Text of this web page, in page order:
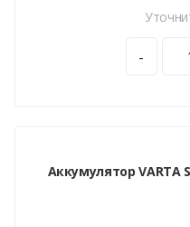
-
Аккумулятор VARTA